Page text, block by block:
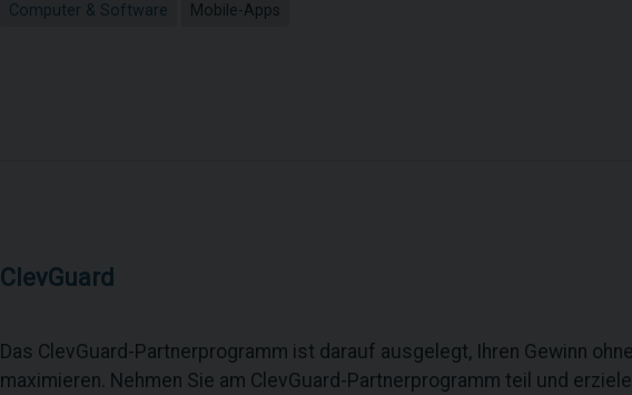
Computer & Software Mobile-Apps
ClevGuard
Das ClevGuard-Partnerprogramm ist darauf ausgelegt, Ihren Gewinn
maximieren. Nehmen Sie am ClevGuard-Partnerprogramm teil und